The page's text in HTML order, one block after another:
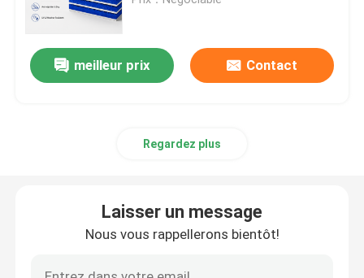
Voie courante préfabriquée
meilleur prix Contact
Regardez plus
Laisser un message
Nous vous rappellerons bientôt!